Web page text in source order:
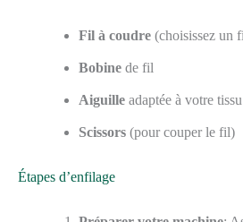
Fil à coudre (choisissez un
Bobine de fil
Aiguille adaptée à votre tissu
Scissors (pour couper le fil)
Étapes d’enfilage